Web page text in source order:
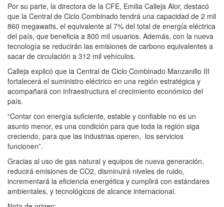
Por su parte, la directora de la CFE, Emilia Calleja Alor, destacó
que la Central de Ciclo Combinado tendrá una capacidad de 2 mil
860 megawatts, el equivalente al 7% del total de energía eléctrica
del país, que beneficia a 800 mil usuarios. Además, con la nueva
tecnología se reducirán las emisiones de carbono equivalentes a
sacar de circulación a 312 mil vehículos.
Calleja explicó que la Central de Ciclo Combinado Manzanillo III
fortalecerá el suministro eléctrico en una región estratégica y
acompañará con infraestructura el crecimiento económico del
país.
“Contar con energía suficiente, estable y confiable no es un
asunto menor, es una condición para que toda la región siga
creciendo, para que las industrias operen, los servicios
funcionen”.
Gracias al uso de gas natural y equipos de nueva generación,
reducirá emisiones de CO2, disminuirá niveles de ruido,
incrementará la eficiencia energética y cumplirá con estándares
ambientales, y tecnológicos de alcance internacional.